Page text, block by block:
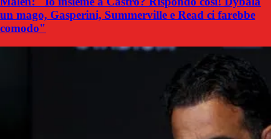
un mago, Gasperini, Summerville e Read ci farebbe
comodo"